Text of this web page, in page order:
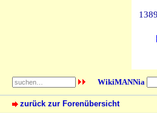
WikiMANNia
zurück zur Forenübersicht